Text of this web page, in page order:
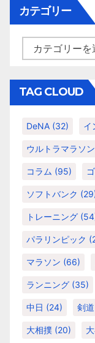
イ
ブ
カテゴリー
テ
リ
ー
TAG CLOUD
DeNA (32) イ
ウルトラマラソン
コラム (95)
ソフトバンク
トレーニング
パラリンピック
マラソン (66)
ランニング (35)
中日 (24) 剣道
大相撲 (20)